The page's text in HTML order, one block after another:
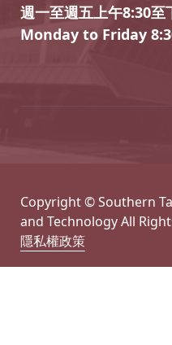
週一至週五上午8:30至
Monday to Friday
Copyright © Southern
and Technology All
隱私權政策